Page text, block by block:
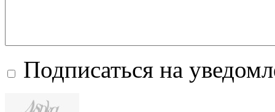
Подписаться на